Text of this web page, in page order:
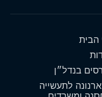
הבית
בנדל״ן
ארנונה לתעשייה